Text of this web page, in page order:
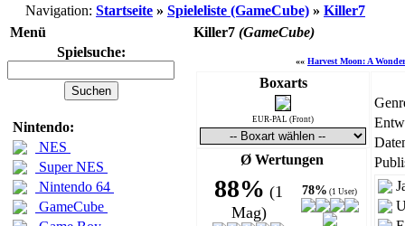
Navigation: Startseite » Spieleliste (GameCube) » Killer7
Menü
Killer7 (GameCube)
Spielsuche:
Nintendo:
NES
Super NES
Nintendo 64
GameCube
«« Harvest Moon: A
Boxarts
EUR-PAL (Front)
Ø Wertungen
88% (1
Mag)
78% (1 User)